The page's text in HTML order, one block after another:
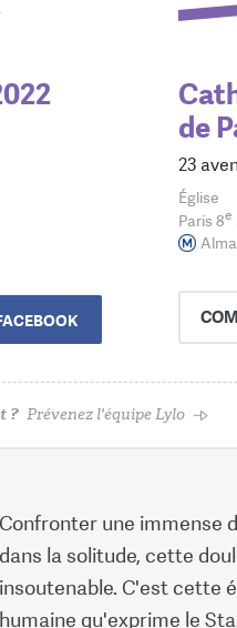
de
23
Église
Paris 8e
? Prévenez l'équipe Lylo
Confronter une immense
dans la solitude, cette
insoutenable. C'est cette
humaine qu'exprime le